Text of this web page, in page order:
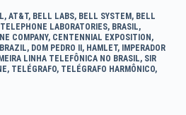
, AT&T, BELL LABS, BELL SYSTEM , BELL
LABORATORIES, BRASIL,
COMPANY, CENTENNIAL EXPOSITION ,
, DOM PEDRO II , HAMLET, IMPERADOR
LINHA TELEFÔNICA NO BRASIL, SIR
, TELÉGRAFO, TELÉGRAFO HARMÔNICO,